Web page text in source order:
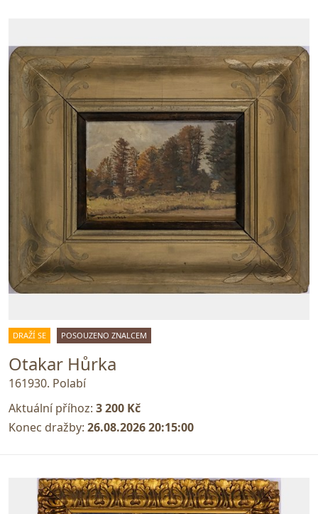
DRAŽÍ SE POSOUZENO ZNALCEM
Otakar Hůrka
161930. Polabí
Aktuální příhoz: 3 200 Kč
Konec dražby: 26.08.2026 20:15:00